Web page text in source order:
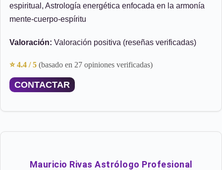
espiritual, Astrología energética enfocada en la armonía
mente-cuerpo-espíritu
Valoración: Valoración positiva (reseñas verificadas)
⭐ 4.4 / 5 (basado en 27 opiniones verificadas)
CONTACTAR
Mauricio Rivas Astrólogo Profesional